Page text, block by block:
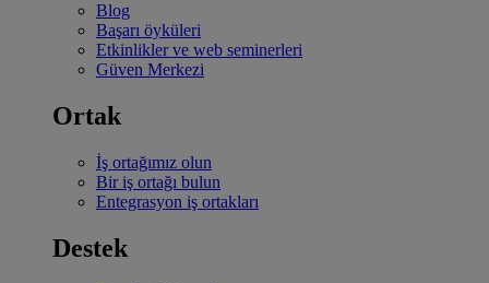
Blog
Başarı öyküleri
Etkinlikler ve web seminerleri
Güven Merkezi
Ortak
İş ortağımız olun
Bir iş ortağı bulun
Entegrasyon iş ortakları
Destek